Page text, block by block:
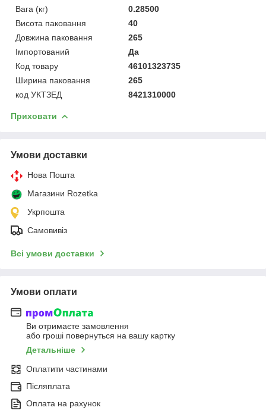
Вага (кг)
0.28500
Висота паковання
40
Довжина паковання
265
Імпортований
Да
Код товару
46101323735
Ширина паковання
265
код УКТЗЕД
8421310000
Приховати
Умови доставки
Нова Пошта
Магазини Rozetka
Укрпошта
Самовивіз
Всі умови доставки
Умови оплати
Ви отримаєте замовлення
або гроші повернуться на вашу картку
Детальніше
Оплатити частинами
Післяплата
Оплата на рахунок